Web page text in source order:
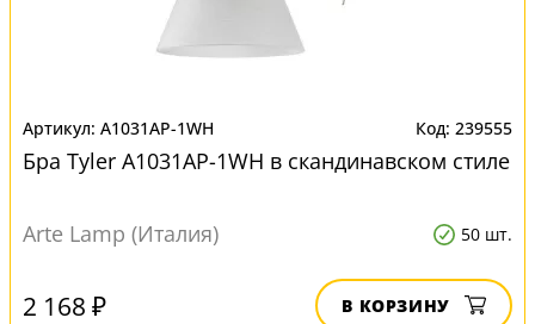
A1031AP-1WH 239555
Бра Tyler A1031AP-1WH в скандинавском стиле
Arte Lamp (Италия) 50 шт.
2 168 ₽ В КОРЗИНУ